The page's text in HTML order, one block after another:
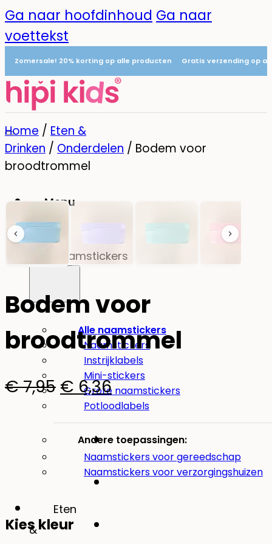
Ga naar hoofdinhoud Ga naar
voettekst
Zomersale! 20% korting op alle producten Gratis verzending op
Menu
Naamstickers
Alle naamstickers
Naamstickers
Instrijklabels
Mini-stickers
Grote naamstickers
Potloodlabels
Andere toepassingen:
Naamstickers voor gereedschap
Naamstickers voor verzorgingshuizen
Eten
&
0
Home / Eten &
Drinken / Onderdelen / Bodem voor
broodtrommel
Bodem voor
broodtrommel
€7,95 Oorspronkelijke
prijs
was:
€ 7,95.
€ 6,36Huidige
prijs
is:
€ 6,36.
Kies kleur